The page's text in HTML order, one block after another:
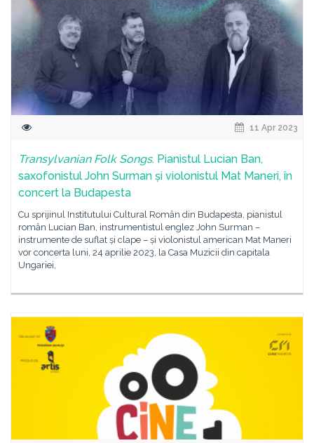
11 Apr 2023
Transylvanian Folk Songs. Pianistul Lucian Ban,
saxofonistul John Surman și violonistul Mat Maneri, în
concert la Budapesta
Cu sprijinul Institutului Cultural Român din Budapesta, pianistul
român Lucian Ban, instrumentistul englez John Surman –
instrumente de suflat și clape – și violonistul american Mat Maneri
vor concerta luni, 24 aprilie 2023, la Casa Muzicii din capitala
Ungariei,